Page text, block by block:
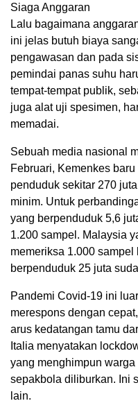
Siaga Anggaran
Lalu bagaimana
ini jelas butuh biaya
pengawasan dan pada
pemindai panas suhu
tempat-tempat publik,
juga alat uji spesimen,
memadai.
Sebuah media nasional
Februari, Kemenkes
penduduk sekitar 270
minim. Untuk
yang berpenduduk 5,6
1.200 sampel. Malaysia
memeriksa 1.000
berpenduduk 25 juta
Pandemi Covid-19 ini
merespons dengan
arus kedatangan tamu
Italia menyatakan
yang menghimpun
sepakbola diliburkan. Ini
lain.